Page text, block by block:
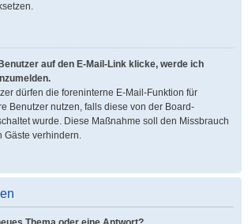
auf den E-Mail-Link klicke, werde ich
dürfen die foreninterne E-Mail-Funktion für
Benutzer nutzen, falls diese von der Board-
wurde. Diese Maßnahme soll den Missbrauch
Gäste verhindern.